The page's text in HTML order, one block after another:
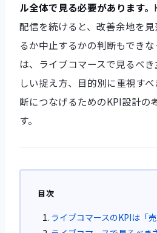
ル全体で見る必要があります。
配信を続けると、改善余地を
るか中止するかの判断もでき
は、ライブコマースで見るべき
しい捉え方、目的別に重視す
断につなげるためのKPI設計の
す。
目次
ライブコマースのKPIは「